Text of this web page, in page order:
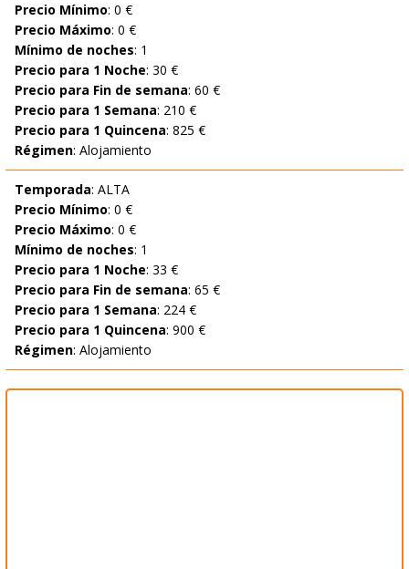
Precio Mínimo: 0 €
Precio Máximo: 0 €
Mínimo de noches: 1
Precio para 1 Noche: 30 €
Precio para Fin de semana: 60 €
Precio para 1 Semana: 210 €
Precio para 1 Quincena: 825 €
Régimen: Alojamiento
Temporada: ALTA
Precio Mínimo: 0 €
Precio Máximo: 0 €
Mínimo de noches: 1
Precio para 1 Noche: 33 €
Precio para Fin de semana: 65 €
Precio para 1 Semana: 224 €
Precio para 1 Quincena: 900 €
Régimen: Alojamiento